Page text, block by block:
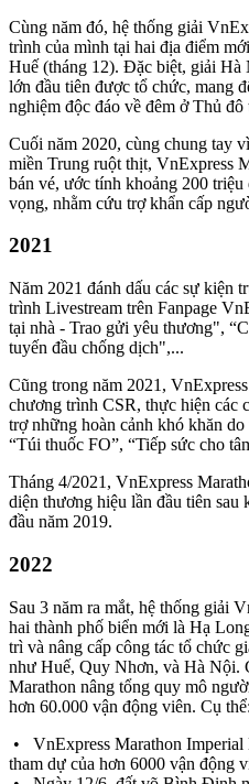
Cùng năm đó, hệ thống giải
trình của mình tại hai địa điểm
Huế (tháng 12). Đặc biệt, giải Hà
lớn đầu tiên được tổ chức, mang
nghiệm độc đáo về đêm ở Thủ đô
Cuối năm 2020, cùng chung tay
miền Trung ruột thịt, VnExpress
bán vé, ước tính khoảng 200
vọng, nhằm cứu trợ khẩn cấp
2021
Năm 2021 đánh dấu các sự kiện
trình Livestream trên Fanpage
tại nhà - Trao gửi yêu thương",
tuyến đầu chống dịch",...
Cũng trong năm 2021,
chương trình CSR, thực hiện các
trợ những hoàn cảnh khó khăn
“Túi thuốc FO”, “Tiếp sức cho
Tháng 4/2021, VnExpress
diện thương hiệu lần đầu tiên sau
đầu năm 2019.
2022
Sau 3 năm ra mắt, hệ thống giải
hai thành phố biển mới là Hạ
trì và nâng cấp công tác tổ chức
như Huế, Quy Nhơn, và Hà Nội.
Marathon nâng tổng quy mô
hơn 60.000 vận động viên. Cụ thể:
• VnExpress Marathon Imperial
tham dự của hơn 6000 vận động